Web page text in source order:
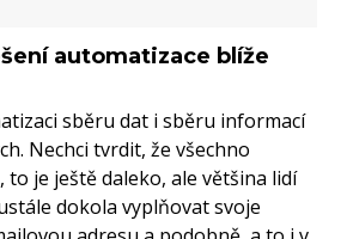
automatizace blíže
sběru dat i sběru informací
Nechci tvrdit, že všechno
je ještě daleko, ale většina lidí
dokola vyplňovat svoje